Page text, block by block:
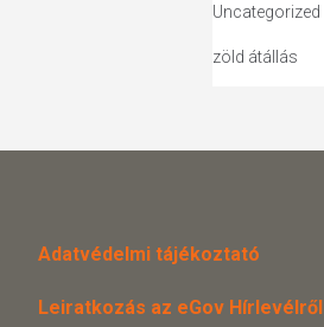
Uncategorized
zöld átállás
Adatvédelmi tájékoztató
Leiratkozás az eGov Hírlevélről